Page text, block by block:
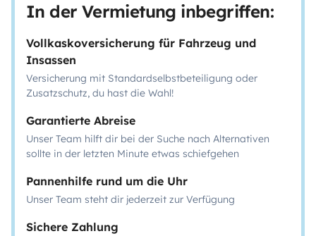
In der Vermietung inbegriffen:
Vollkaskoversicherung für Fahrzeug und
Insassen
Versicherung mit Standardselbstbeteiligung oder
Zusatzschutz, du hast die Wahl!
Garantierte Abreise
Unser Team hilft dir bei der Suche nach Alternativen
sollte in der letzten Minute etwas schiefgehen
Pannenhilfe rund um die Uhr
Unser Team steht dir jederzeit zur Verfügung
Sichere Zahlung